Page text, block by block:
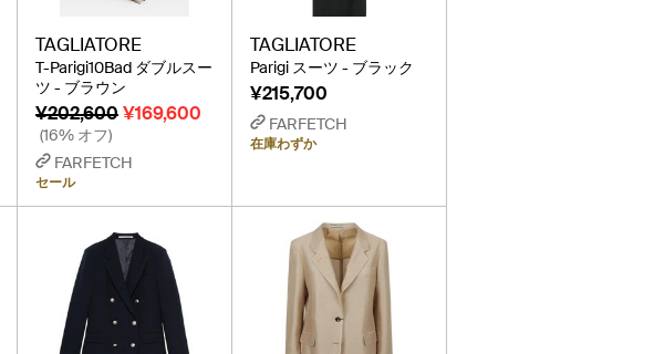
TAGLIATORE
T-Parigi10Bad ダブルスー
ツ - ブラウン
¥202,600 ¥169,600
(16% オフ)
FARFETCH
セール
TAGLIATORE
Parigi スーツ - ブラック
¥215,700
FARFETCH
在庫わずか